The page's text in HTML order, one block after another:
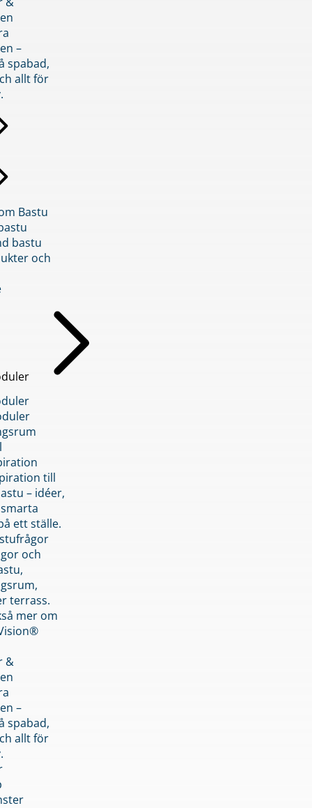
–
spabad,
allt för
Bastu
bastu
och
till
– idéer,
ett ställe.
och
terrass.
mer om
&
–
spabad,
allt för